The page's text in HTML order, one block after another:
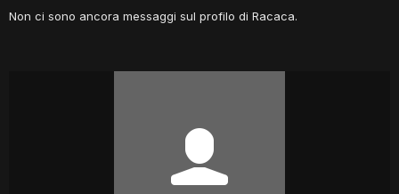
Non ci sono ancora messaggi sul profilo di Racaca.